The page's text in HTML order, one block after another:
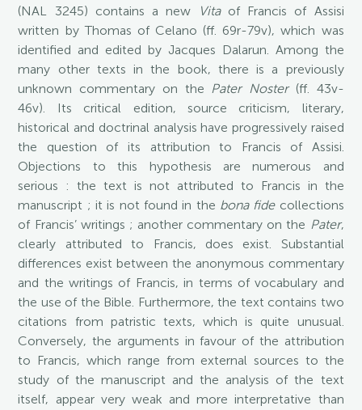
(NAL 3245) contains a new
Vita of Francis of Assisi
written by Thomas of Celano (ff. 69r-79v), which was
identified and edited by Jacques Dalarun. Among the
many other texts in the book, there is a previously
unknown commentary on the Pater Noster (ff. 43v-
46v). Its critical edition, source criticism, literary,
historical and doctrinal analysis have progressively raised
the question of its attribution to Francis of Assisi.
Objections to this hypothesis are numerous and
serious : the text is not attributed to Francis in the
manuscript ; it is not found in the bona fidecollections
of Francis’ writings ; another commentary on the Pater,
clearly attributed to Francis, does exist. Substantial
differences exist between the anonymous commentary
and the writings of Francis, in terms of vocabulary and
the use of the Bible. Furthermore, the text contains two
citations from patristic texts, which is quite unusual.
Conversely, the arguments in favour of the attribution
to Francis, which range from external sources to the
study of the manuscript and the analysis of the text
itself, appear very weak and more interpretative than